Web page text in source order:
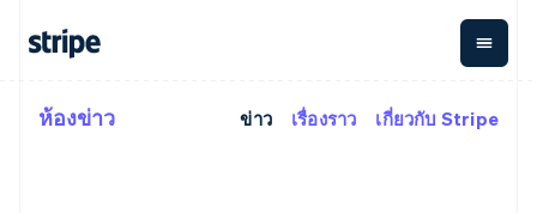
การชำระเงิน รายรับ
การ
แพลตฟ
เอกสารประกอบ
ห้องข่าว ข่าว เรื่องราว เกี่ยวกับ Stripe